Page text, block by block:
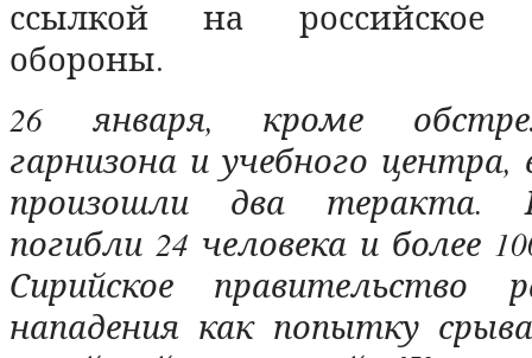
ссылкой на российское
обороны.
26 января, кроме
гарнизона и учебного
произошли два теракта.
погибли 24 человека и более
Сирийское правительство
нападения как попытку